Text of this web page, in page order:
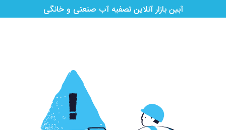
آبین بازار آنلاین تصفیه آب صنعتی و خانگی